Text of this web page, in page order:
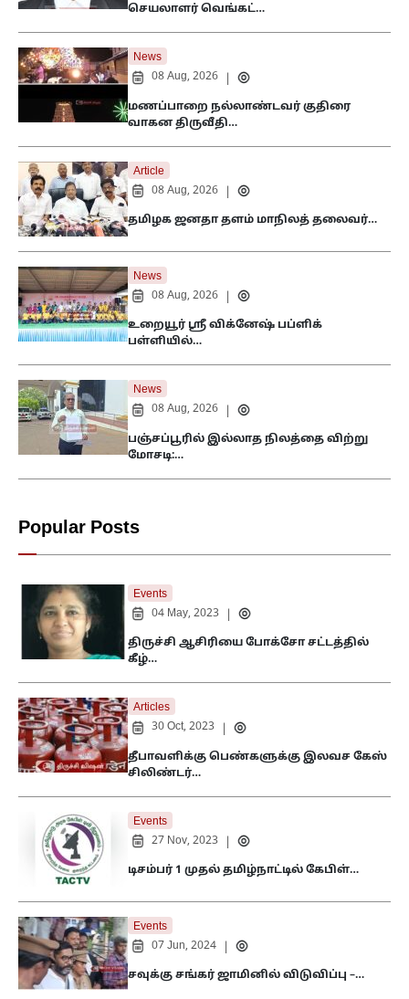
செயலாளர் வெங்கட்…
News
08 Aug, 2026
மணப்பாறை நல்லாண்டவர் குதிரை
வாகன திருவீதி…
Article
08 Aug, 2026
தமிழக ஜனதா தளம் மாநிலத் தலைவர்…
News
08 Aug, 2026
உறையூர் ஸ்ரீ விக்னேஷ் பப்ளிக்
பள்ளியில்…
News
08 Aug, 2026
பஞ்சப்பூரில் இல்லாத நிலத்தை விற்று
மோசடி:…
Popular Posts
Events
04 May, 2023
திருச்சி ஆசிரியை போக்சோ சட்டத்தில்
கீழ்…
Articles
30 Oct, 2023
தீபாவளிக்கு பெண்களுக்கு இலவச கேஸ்
சிலிண்டர்…
Events
27 Nov, 2023
டிசம்பர் 1 முதல் தமிழ்நாட்டில் கேபிள்…
Events
07 Jun, 2024
சவுக்கு சங்கர் ஜாமினில் விடுவிப்பு –…